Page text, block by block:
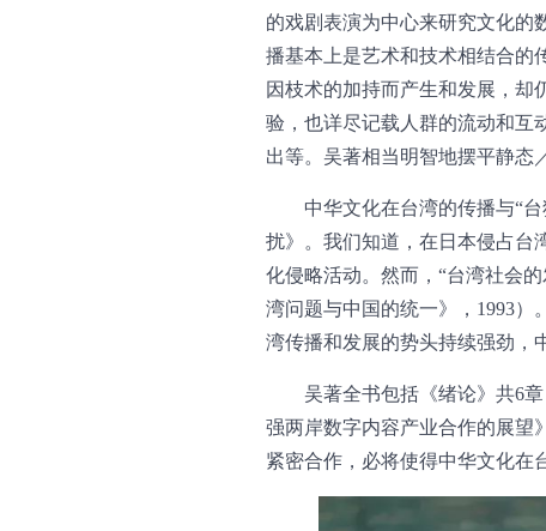
的戏剧表演为中心来研究文化的
播基本上是艺术和技术相结合的
因枝术的加持而产生和发展，却
验，也详尽记载人群的流动和互
出等。吴著相当明智地摆平静态
中华文化在台湾的传播与“
扰》。我们知道，在日本侵占台
化侵略活动。然而，“台湾社会
湾问题与中国的统一》，1993）
湾传播和发展的势头持续强劲，
吴著全书包括《绪论》共6
强两岸数字内容产业合作的展望
紧密合作，必将使得中华文化在